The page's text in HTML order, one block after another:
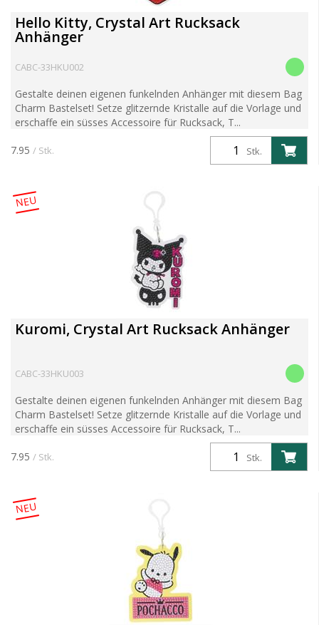
Hello Kitty, Crystal Art Rucksack
Anhänger
CABC-33HKU002
Gestalte deinen eigenen funkelnden Anhänger mit diesem Bag
Charm Bastelset! Setze glitzernde Kristalle auf die Vorlage und
erschaffe ein süsses Accessoire für Rucksack, T...
Stk.
7.95 / Stk.
NEU
Kuromi, Crystal Art Rucksack Anhänger
CABC-33HKU003
Gestalte deinen eigenen funkelnden Anhänger mit diesem Bag
Charm Bastelset! Setze glitzernde Kristalle auf die Vorlage und
erschaffe ein süsses Accessoire für Rucksack, T...
Stk.
7.95 / Stk.
NEU